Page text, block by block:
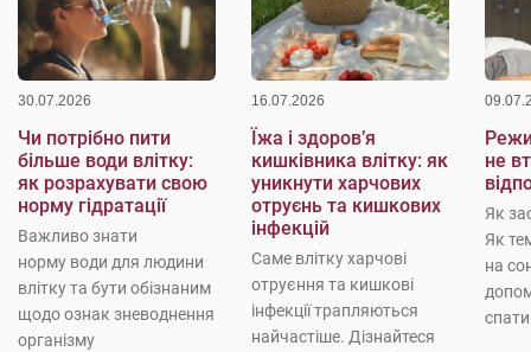
30.07.2026
Чи потрібно пити
більше води влітку:
як розрахувати свою
норму гідратації
Важливо знати
норму води для людини
влітку та бути обізнаним
щодо ознак зневоднення
організму
16.07.2026
Їжа і здоров’я
кишківника влітку: як
уникнути харчових
отруєнь та кишкових
інфекцій
Саме влітку харчові
отруєння та кишкові
інфекції трапляються
найчастіше. Дізнайтеся
не
Як
Як
на